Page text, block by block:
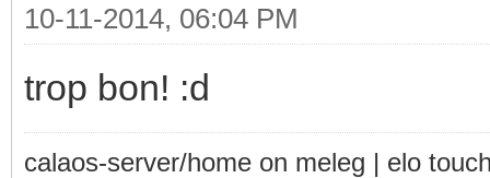
10-11-2014, 06:04 PM
trop bon! :d
calaos-server/home on meleg | elo